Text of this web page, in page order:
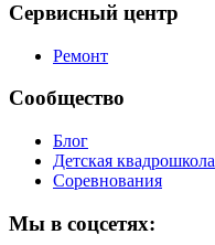
Сервисный центр
Ремонт
Сообщество
Блог
Детская квадрошкола
Соревнования
Мы в соцсетях: